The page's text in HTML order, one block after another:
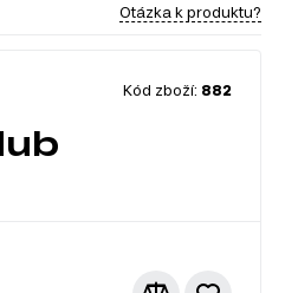
Otázka k produktu?
Kód zboží: 882